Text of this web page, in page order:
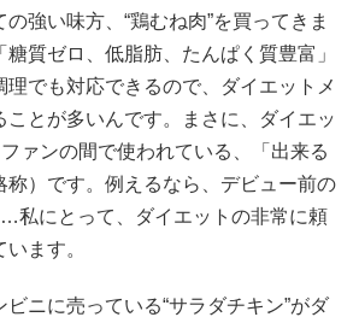
強い味方、“鶏むね肉”を買ってきま
糖質ゼロ、低脂肪、たんぱく質豊富」
理でも対応できるので、ダイエットメ
ことが多いんです。まさに、ダイエッ
ファンの間で使われている、「出来る
称）です。例えるなら、デビュー前の
私にとって、ダイエットの非常に頼
ます。
ニに売っている“サラダチキン”がダ